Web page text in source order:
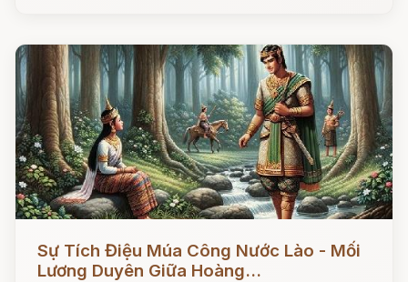
Sự Tích Điệu Múa Công Nước Lào - Mối
Lương Duyên Giữa Hoàng...